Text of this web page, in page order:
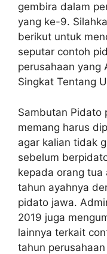
gembira dalam
yang ke-9.
berikut untuk
seputar contoh
perusahaan yang
Singkat Tentang
Sambutan Pidato
memang harus
agar kalian tidak
sebelum
kepada orang tua
tahun ayahnya
pidato jawa.
2019 juga
lainnya terkait
tahun